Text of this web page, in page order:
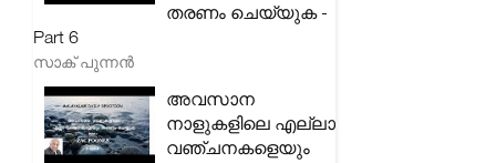
തരണം ചെയ്യുക -
Part 6
സാക് പുന്നൻ
അവസാന
നാളുകളിലെ എല്ലാ
വഞ്ചനകളെയും